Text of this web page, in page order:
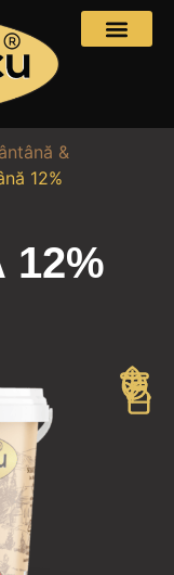
&
12%
12%